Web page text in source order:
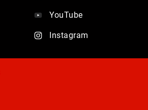
YouTube
Instagram